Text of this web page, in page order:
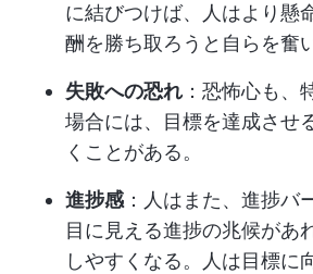
に結びつけば、人はより懸
酬を勝ち取ろうと自らを奮
失敗への恐れ ：恐怖心も、
場合には、目標を達成させ
くことがある。
進捗感：人はまた、進捗バ
目に見える進捗の兆候があ
しやすくなる。人は目標に